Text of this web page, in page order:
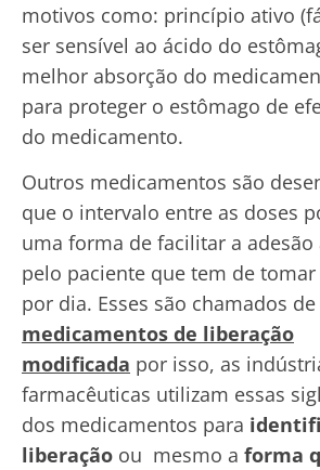
motivos como: princípio ativo
ser sensível ao ácido do
melhor absorção do
para proteger o estômago de
do medicamento.
Outros medicamentos são
que o intervalo entre as doses
uma forma de facilitar a
pelo paciente que tem de
por dia. Esses são chamados de
medicamentos de liberação
modificada por isso, as
farmacêuticas utilizam essas
dos medicamentos para
liberação ou mesmo a forma